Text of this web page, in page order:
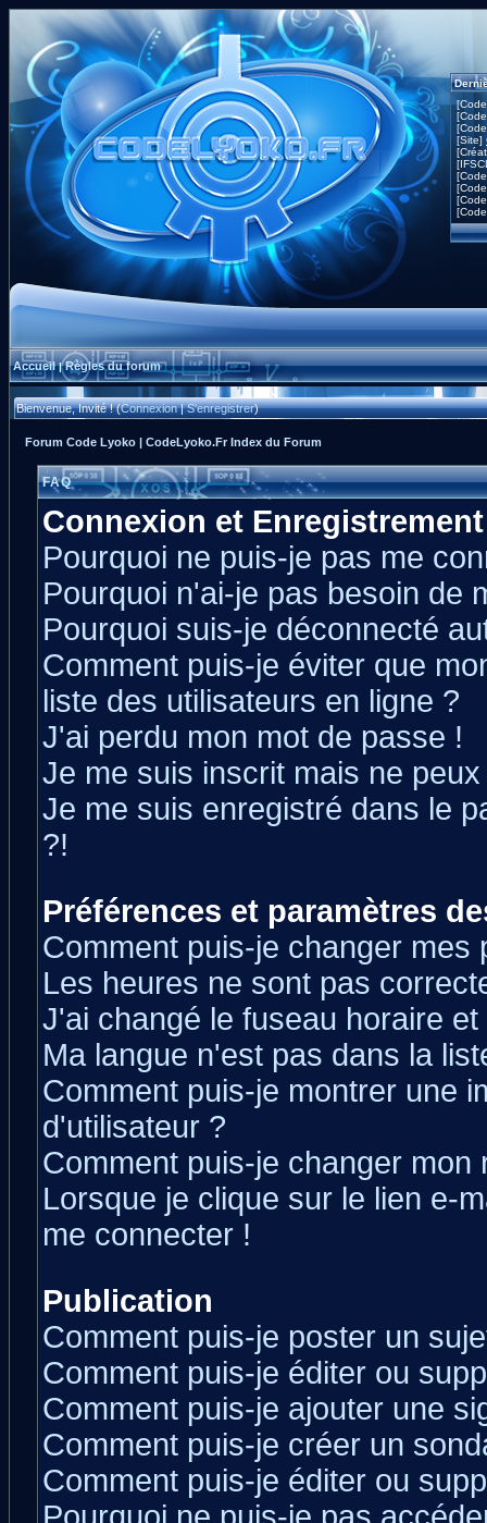
[Site]
Accueil|Règles du forum
Bienvenue, Invité ! (Connexion|S'enregistrer)
Forum Code Lyoko | CodeLyoko.Fr Index du Forum
FAQ
Connexion et Enregistrement
Pourquoi ne puis-je pas me
Pourquoi n'ai-je pas besoin de
Pourquoi suis-je déconnecté
Comment puis-je éviter que
liste des utilisateurs en ligne ?
J'ai perdu mon mot de passe !
Je me suis inscrit mais ne
Je me suis enregistré dans le
?!
Préférences et paramètres
Comment puis-je changer mes
Les heures ne sont pas
J'ai changé le fuseau horaire
Ma langue n'est pas dans la
Comment puis-je montrer une
d'utilisateur ?
Comment puis-je changer mon
Lorsque je clique sur le lien e-
me connecter !
Publication
Comment puis-je poster un
Comment puis-je éditer ou
Comment puis-je ajouter une
Comment puis-je créer un
Comment puis-je éditer ou